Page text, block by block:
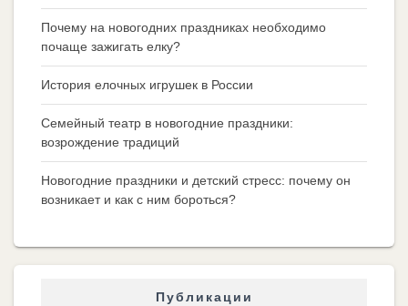
Почему на новогодних праздниках необходимо
почаще зажигать елку?
История елочных игрушек в России
Семейный театр в новогодние праздники:
возрождение традиций
Новогодние праздники и детский стресс: почему он
возникает и как с ним бороться?
Публикации